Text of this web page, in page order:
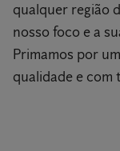
qualquer região
nosso foco e a
Primamos por
qualidade e com